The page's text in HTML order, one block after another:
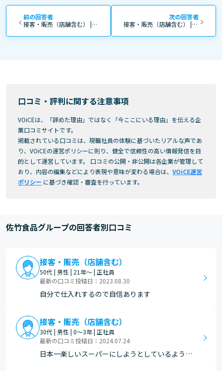
前の回答者
接客・販売（店舗含む） | 20代 | 男性 | 4年～10年 | 正社員
次の回答者
接客・販売（店舗含む） | 30代 | 男性 | 11年～20年 | 正社員
口コミ・評判に関する注意事項
VOiCEは、「辞めた理由」ではなく「今ここにいる理由」を伝える企
業口コミサイトです。
掲載されている口コミは、現職社員の体験に基づいたリアルな声であ
り、VOiCEの運営ポリシーに則り、健全で信頼性の高い情報発信を目
的として運営しています。 口コミの公開・非公開は各企業が管理して
おり、内容の編集などにより表現や意味が変わる場合は、 VOiCE運営
ポリシー に基づき確認・審査を行っています。
佐竹食品グループの回答者別口コミ
接客・販売（店舗含む）
50代 | 男性 | 21年～ | 正社員
最新の口コミ投稿日：2023.08.30
自分で仕入れするので自信あります
接客・販売（店舗含む）
30代 | 男性 | 0～3年 | 正社員
最新の口コミ投稿日：2024.07.24
日本一楽しいスーパーにしようとしているよう